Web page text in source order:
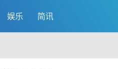
娱乐 简讯